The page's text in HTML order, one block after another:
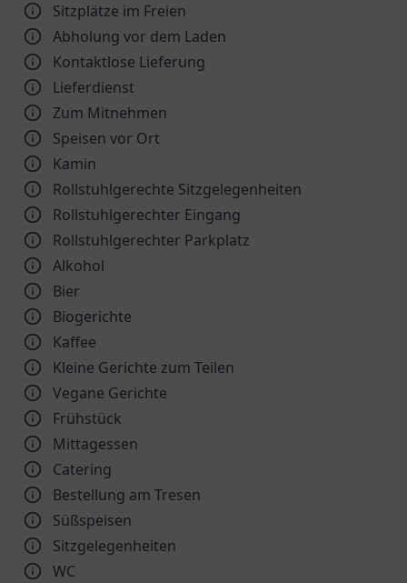
Sitzplätze im Freien
Abholung vor dem Laden
Kontaktlose Lieferung
Lieferdienst
Zum Mitnehmen
Speisen vor Ort
Kamin
Rollstuhlgerechte Sitzgelegenheiten
Rollstuhlgerechter Eingang
Rollstuhlgerechter Parkplatz
Alkohol
Bier
Biogerichte
Kaffee
Kleine Gerichte zum Teilen
Vegane Gerichte
Frühstück
Mittagessen
Catering
Bestellung am Tresen
Süßspeisen
Sitzgelegenheiten
WC